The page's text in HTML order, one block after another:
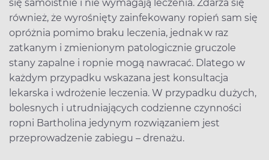
się samoistnie i nie wymagają leczenia. Zdarza się
również, że wyrośnięty zainfekowany ropień sam się
opróżnia pomimo braku leczenia, jednak w raz
zatkanym i zmienionym patologicznie gruczole
stany zapalne i ropnie mogą nawracać. Dlatego w
każdym przypadku wskazana jest konsultacja
lekarska i wdrożenie leczenia. W przypadku dużych,
bolesnych i utrudniających codzienne czynności
ropni Bartholina jedynym rozwiązaniem jest
przeprowadzenie zabiegu – drenażu.